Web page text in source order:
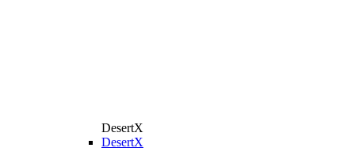
DesertX
DesertX